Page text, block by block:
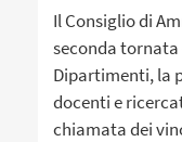
Il Consiglio di
seconda
Dipartimenti, la
docenti e
chiamata dei